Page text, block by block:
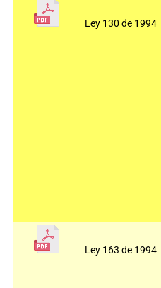
Ley 130 de 1994
Ley 163 de 1994